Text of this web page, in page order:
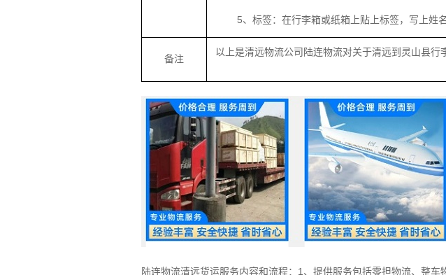
5、标签：在行李箱或纸箱上贴上标签，写上姓
备注
以上是清远物流公司陆连物流对关于清远到灵山县
陆连物流清远货运服务内容和流程：1、提供服务包括零担物流、整